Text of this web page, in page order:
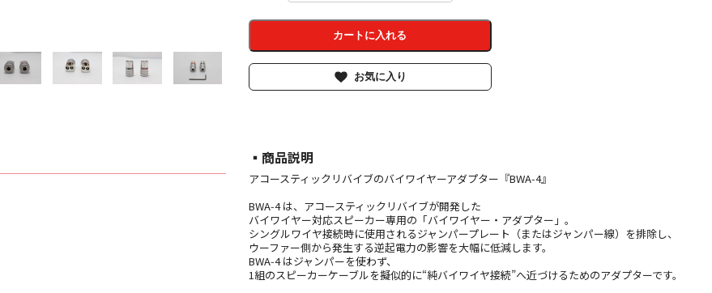
カートに入れる
お気に入り
▪︎商品説明
アコースティックリバイブのバイワイヤーアダプター『BWA‑4』
BWA‑4 は、アコースティックリバイブが開発した
バイワイヤー対応スピーカー専用の「バイワイヤー・アダプター」。
シングルワイヤ接続時に使用されるジャンパープレート（またはジャンパー線）を排除し、
ウーファー側から発生する逆起電力の影響を大幅に低減します。
BWA‑4 はジャンパーを使わず、
1組のスピーカーケーブルを擬似的に“純バイワイヤ接続”へ近づけるためのアダプターです。